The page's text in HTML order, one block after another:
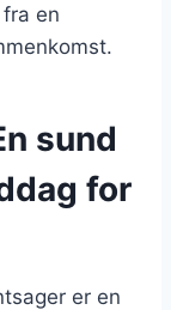
en
sund
for
er en